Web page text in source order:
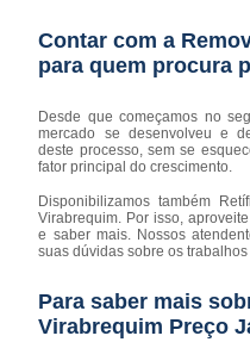
Contar com a
para quem procura
Desde que começamos no
mercado se desenvolveu e
deste processo, sem se
fator principal do crescimento.
Disponibilizamos também
Virabrequim. Por isso,
e saber mais. Nossos
suas dúvidas sobre os
Para saber mais
Virabrequim Preço